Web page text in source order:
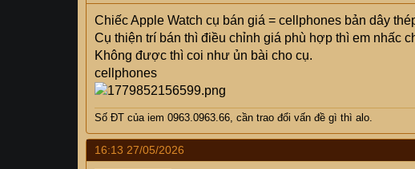
Chiếc Apple Watch cụ bán giá = cellphones bản dây
Cụ thiện trí bán thì điều chỉnh giá phù hợp thì em nhấc
Không được thì coi như ủn bài cho cụ.
cellphones
Số ĐT của iem 0963.0963.66, cần trao đổi vấn đề gì thì alo.
16:13 27/05/2026